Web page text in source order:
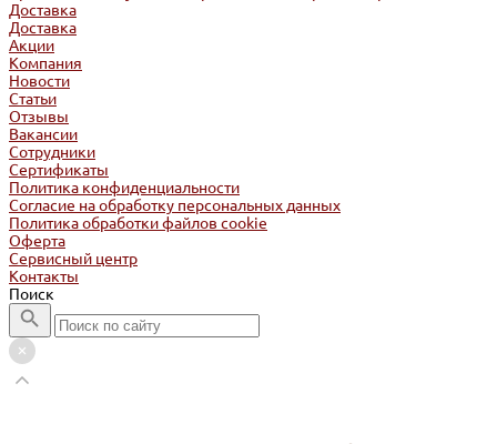
Доставка
Доставка
Акции
Компания
Новости
Статьи
Отзывы
Вакансии
Сотрудники
Сертификаты
Политика конфиденциальности
Согласие на обработку персональных данных
Политика обработки файлов cookie
Оферта
Сервисный центр
Контакты
Поиск